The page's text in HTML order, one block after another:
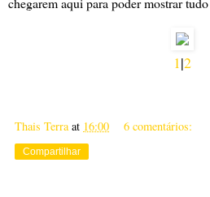
1|2
Thais Terra at 16:00 6 comentários:
Compartilhar